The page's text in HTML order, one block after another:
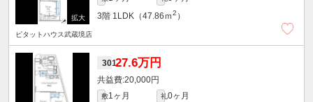
3階 1LDK（47.86ｍ2 ）
ピタットハウス武蔵境店
30127.6万円
20,000円
敷1ヶ月 礼0ヶ月